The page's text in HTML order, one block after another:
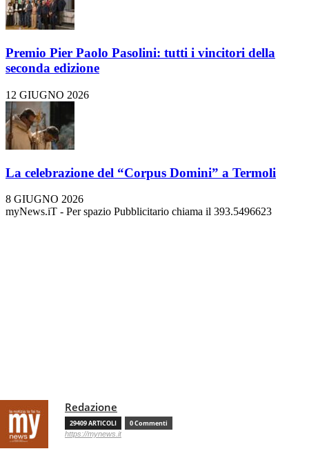
Premio Pier Paolo Pasolini: tutti i vincitori della
seconda edizione
12 GIUGNO 2026
La celebrazione del “Corpus Domini” a Termoli
8 GIUGNO 2026
myNews.iT - Per spazio Pubblicitario chiama il 393.5496623
Redazione
29409 ARTICOLI 0 Commenti
https://mynews.it